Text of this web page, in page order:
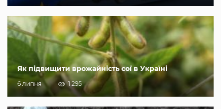
Як підвищити врожайність сої в Україні
6 липня 1 295